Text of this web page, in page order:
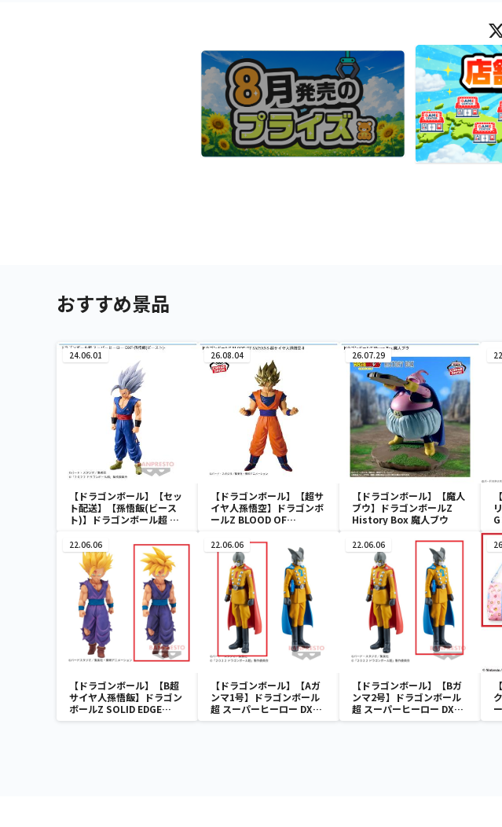
おすすめ景品
24.06.01
【ドラゴンボール】【セッ
ト配送】【孫悟飯(ビース
ト)】ドラゴンボール超 ス
飯(ビースト)-
26.08.04
【ドラゴンボール】【超サ
イヤ人孫悟空】ドラゴンボ
ールZ BLOOD OF
空-Ⅱ
26.07.29
【ドラゴンボール】【魔人
ブウ】ドラゴンボールZ
History Box 魔人ブウ
22.06.06
【ドラゴンボール】【B超
サイヤ人孫悟飯】ドラゴン
ボールZ SOLID EDGE
WORKS-THE出陣-5
22.06.06
【ドラゴンボール】【Aガ
ンマ1号】ドラゴンボール
超 スーパーヒーロー DXF-
ガンマ1号＆ガンマ2号-
22.06.06
【ドラゴンボール】【Bガ
ンマ2号】ドラゴンボール
超 スーパーヒーロー DXF-
ガンマ1号＆ガンマ2号-